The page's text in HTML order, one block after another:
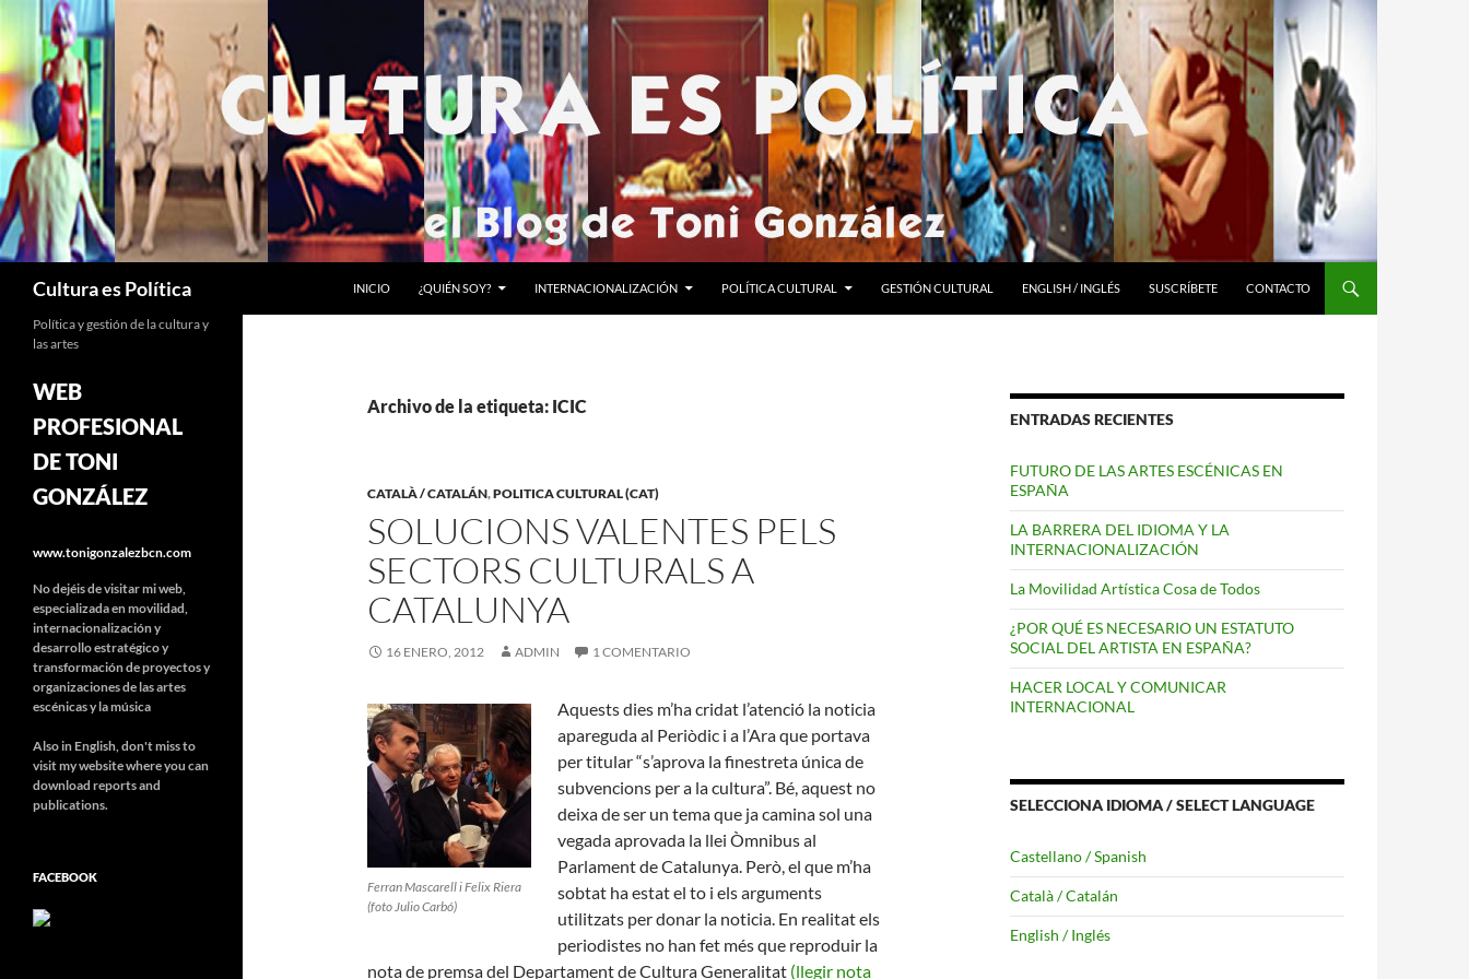
Saltar
contenido
Cultura es Política INICIO ¿QUIÉN SOY? INTERNACIONALIZACIÓN POLÍTICA CULTURAL GESTIÓN CULTURAL ENGLISH / INGLÉS SUSCRÍBETE CONTACTO
Archivo de la etiqueta: ICIC
CATALÀ / CATALÁN,POLITICA CULTURAL (CAT)
SOLUCIONS VALENTES PELS
SECTORS CULTURALS A
CATALUNYA
16 ENERO, 2012 ADMIN 1 COMENTARIO
Ferran Mascarell i Felix Riera
(foto Julio Carbó)
Aquests dies m’ha cridat l’atenció la noticia
apareguda al Periòdic i a l’Ara que portava
per titular “s’aprova la finestreta única de
subvencions per a la cultura”. Bé, aquest no
deixa de ser un tema que ja camina sol una
vegada aprovada la llei Òmnibus al
Parlament de Catalunya. Però, el que m’ha
sobtat ha estat el to i els arguments
utilitzats per donar la noticia. En realitat els
periodistes no han fet més que reproduir la
nota de premsa del Departament de Cultura Generalitat (llegir nota
ENTRADAS RECIENTES
FUTURO DE LAS ARTES ESCÉNICAS EN
ESPAÑA
LA BARRERA DEL IDIOMA Y LA
INTERNACIONALIZACIÓN
La Movilidad Artística Cosa de Todos
¿POR QUÉ ES NECESARIO UN ESTATUTO
SOCIAL DEL ARTISTA EN ESPAÑA?
HACER LOCAL Y COMUNICAR
INTERNACIONAL
SELECCIONA IDIOMA / SELECT LANGUAGE
Castellano / Spanish
Català / Catalán
English / Inglés
Política y gestión de la cultura y
las artes
WEB
PROFESIONAL
DE TONI
GONZÁLEZ
www.tonigonzalezbcn.com
No dejéis de visitar mi web,
especializada en movilidad,
internacionalización y
desarrollo estratégico y
transformación de proyectos y
organizaciones de las artes
escénicas y la música
Also in English, don't miss to
visit my website where you can
download reports and
publications.
FACEBOOK